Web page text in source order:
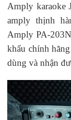
Amply karaoke
amply thịnh
Amply PA-
khẩu chính
dùng và nhận